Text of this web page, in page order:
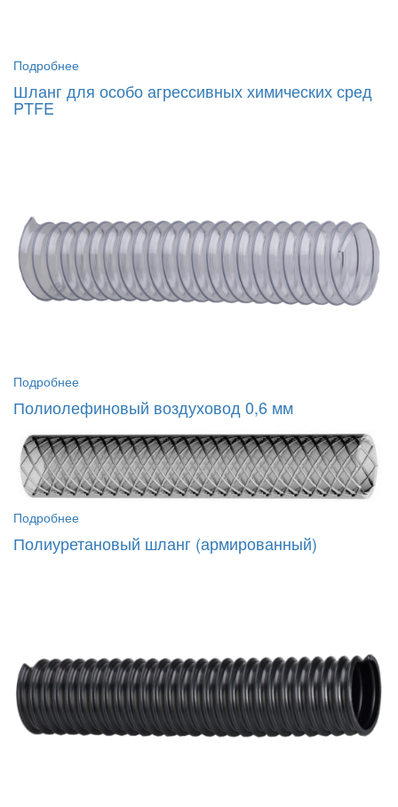
Подробнее
Шланг для особо агрессивных химических сред
PTFE
Подробнее
Полиолефиновый воздуховод 0,6 мм
Подробнее
Полиуретановый шланг (армированный)